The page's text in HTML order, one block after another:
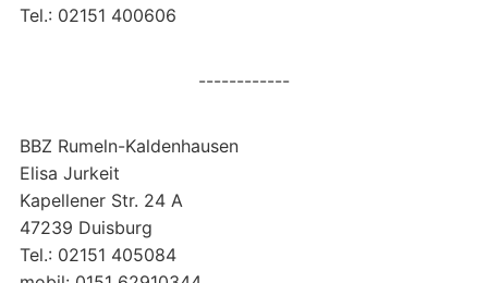
Tel.: 02151 400606
------------
BBZ Rumeln-Kaldenhausen
Elisa Jurkeit
Kapellener Str. 24 A
47239 Duisburg
Tel.: 02151 405084